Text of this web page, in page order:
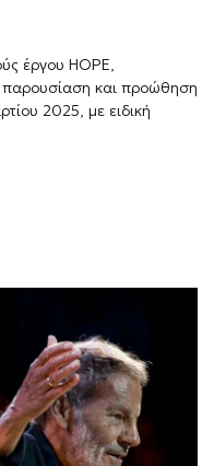
έργου HOPE,
και προώθηση
2025, με ειδική